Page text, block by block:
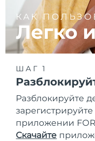
КАК
Легко
ШАГ 1
Разблокируйте
приложении
Скачайте